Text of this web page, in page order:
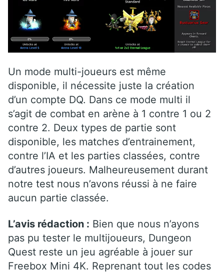
Un mode multi-joueurs est même
disponible, il nécessite juste la création
d’un compte DQ. Dans ce mode multi il
s’agit de combat en arène à 1 contre 1 ou 2
contre 2. Deux types de partie sont
disponible, les matches d’entrainement,
contre l’IA et les parties classées, contre
d’autres joueurs. Malheureusement durant
notre test nous n’avons réussi à ne faire
aucun partie classée.
L’avis rédaction : Bien que nous n’ayons
pas pu tester le multijoueurs, Dungeon
Quest reste un jeu agréable à jouer sur
Freebox Mini 4K. Reprenant tout les codes